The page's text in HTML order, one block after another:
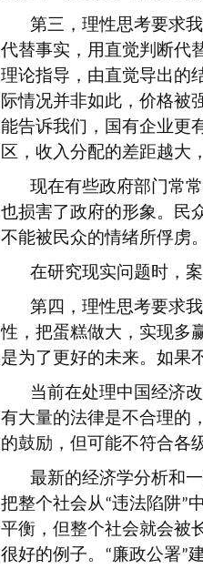
第三，理性思考要求
代替事实，用直觉判断代
理论指导，由直觉导出的
际情况并非如此，价格被
能告诉我们，国有企业更
区，收入分配的差距越大
现在有些政府部门常
也损害了政府的形象。民
不能被民众的情绪所俘虏。
在研究现实问题时，
第四，理性思考要求
性，把蛋糕做大，实现多
是为了更好的未来。如果
当前在处理中国经济
有大量的法律是不合理的
的鼓励，但可能不符合各
最新的经济学分析和
把整个社会从“违法陷阱”
平衡，但整个社会就会被
很好的例子。
“廉政公署”